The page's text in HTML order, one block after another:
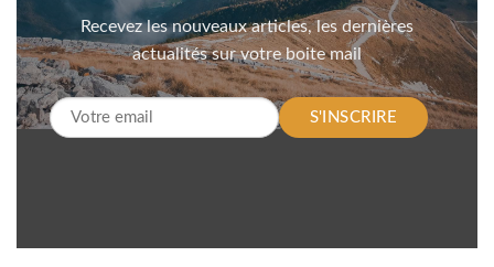
Recevez les nouveaux articles, les dernières
actualités sur votre boite mail
S'INSCRIRE